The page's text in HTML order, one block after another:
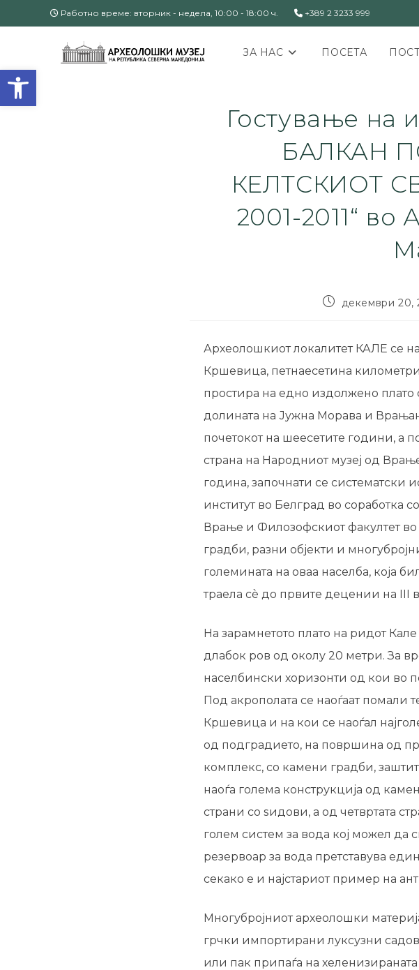
Open toolbar
Работно време: вторник - недела, 10:00 - 18:00 ч. +389 2 3233 999
ЗА НАС ПОСЕТА
Гостување на
БАЛКАН
КЕЛТСКИОТ
2001-2011“ во
декември 20,
Археолошкиот локалитет КАЛЕ се
Кршевица, петнаесетина
простира на едно издолжено
долината на Јужна Морава и
почетокот на шеесетите години,
страна на Народниот музеј од
година, започнати се систематски
институт во Белград во соработка
Врање и Филозофскиот факултет
градби, разни објекти и
големината на оваа населба, која
траела сè до првите децении на III
На зарамнетото плато на ридот
длабок ров од околу 20 метри. За
населбински хоризонти од кои во
Под акрополата се наоѓаат помали
Кршевица и на кои се наоѓал
од подградието, на површина од
комплекс, со камени градби,
наоѓа голема конструкција од
страни со ѕидови, а од четвртата
голем систем за вода кој можел да
резервоар за вода претставува
секако е и најстариот пример на
Многубројниот археолошки
грчки импортирани луксузни
или пак припаѓа на